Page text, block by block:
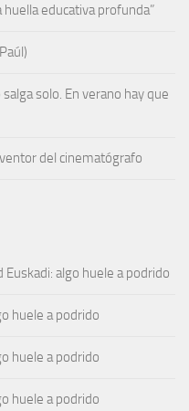
educativa profunda”
solo. En verano hay que
del cinematógrafo
Euskadi: algo huele a podrido
huele a podrido
huele a podrido
huele a podrido